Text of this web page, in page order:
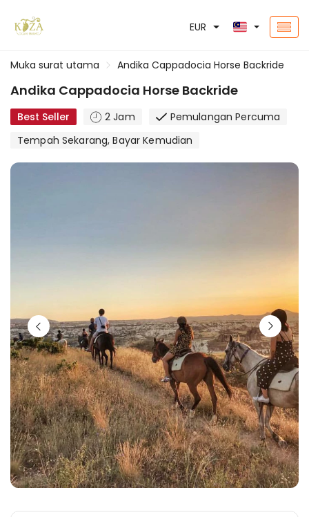
EUR
Muka surat utama Andika Cappadocia Horse Backride
Andika Cappadocia Horse Backride
Best Seller 2 Jam
Pemulangan Percuma
Tempah Sekarang, Bayar Kemudian